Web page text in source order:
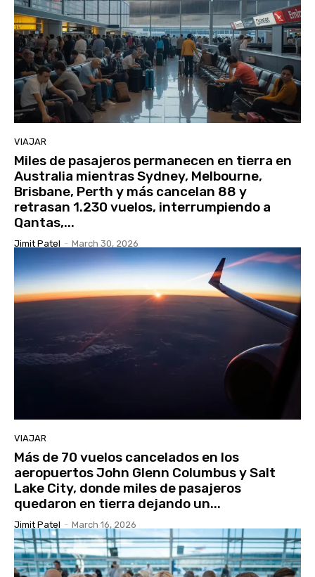
VIAJAR
Miles de pasajeros permanecen en tierra en
Australia mientras Sydney, Melbourne,
Brisbane, Perth y más cancelan 88 y
retrasan 1.230 vuelos, interrumpiendo a
Qantas,...
Jimit Patel - March 30, 2026
VIAJAR
Más de 70 vuelos cancelados en los
aeropuertos John Glenn Columbus y Salt
Lake City, donde miles de pasajeros
quedaron en tierra dejando un...
Jimit Patel - March 16, 2026